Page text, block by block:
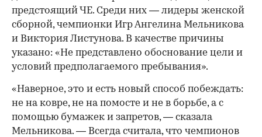
предстоящий ЧЕ. Среди них — лидеры женской
сборной, чемпионки Игр Ангелина Мельникова
и Виктория Листунова. В качестве причины
указано: «Не представлено обоснование цели и
условий предполагаемого пребывания».
«Наверное, это и есть новый способ побеждать:
не на ковре, не на помосте и не в борьбе, а с
помощью бумажек и запретов, — сказала
Мельникова. — Всегда считала, что чемпионов